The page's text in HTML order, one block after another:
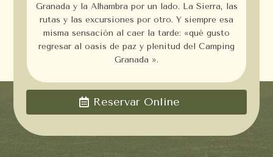
Granada y la Alhambra por un lado. La Sierra, las
rutas y las excursiones por otro. Y siempre esa
misma sensación al caer la tarde: «qué gusto
regresar al oasis de paz y plenitud del Camping
Granada ».
Reservar Online